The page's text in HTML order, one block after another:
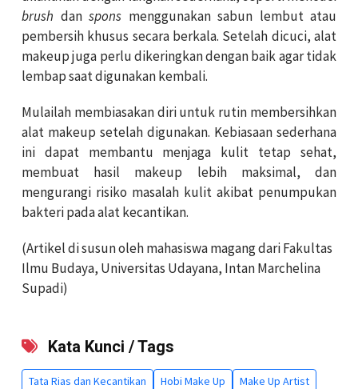
brush dan spons menggunakan sabun lembut atau
pembersih khusus secara berkala. Setelah dicuci, alat
makeup juga perlu dikeringkan dengan baik agar tidak
lembap saat digunakan kembali.
Mulailah membiasakan diri untuk rutin membersihkan
alat makeup setelah digunakan. Kebiasaan sederhana
ini dapat membantu menjaga kulit tetap sehat,
membuat hasil makeup lebih maksimal, dan
mengurangi risiko masalah kulit akibat penumpukan
bakteri pada alat kecantikan.
(Artikel di susun oleh mahasiswa magang dari Fakultas
Ilmu Budaya, Universitas Udayana, Intan Marchelina
Supadi)
Kata Kunci / Tags
Tata Rias dan Kecantikan Hobi Make Up
Make Up Artist